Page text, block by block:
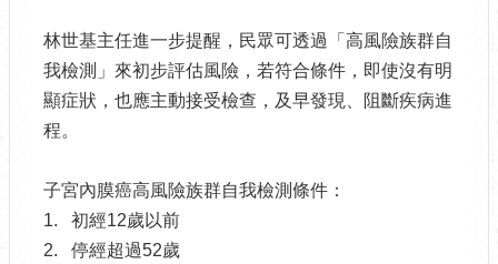
林世基主任進一步提醒，民眾可透過「高風險族群自
我檢測」來初步評估風險，若符合條件，即使沒有明
顯症狀，也應主動接受檢查，及早發現、阻斷疾病進
程。
子宮內膜癌高風險族群自我檢測條件：
1. 初經12歲以前
2. 停經超過52歲